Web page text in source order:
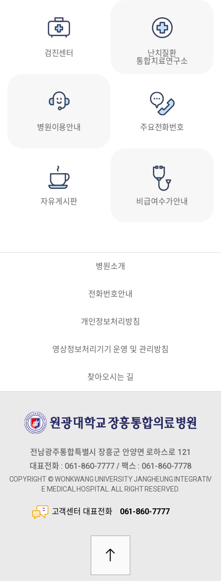
검진센터
난치질환
통합치료연구소
병원이용안내 주요전화번호
자유게시판 비급여수가안내
병원소개
전화번호안내
개인정보처리방침
영상정보처리기기 운영 및 관리방침
찾아오시는 길
전남광주통합특별시 장흥군 안양면 로하스로 121
대표전화 : 061-860-7777 / 팩스 : 061-860-7778
COPYRIGHT © wonkwang university jangheung Integrativ
e medical hospital. aLL RIGHT RESERVED.
고객센터 대표전화 061-860-7777